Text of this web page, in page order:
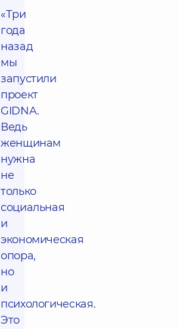
«Три
года
назад
мы
запустили
проект
GIDNA.
Ведь
женщинам
нужна
не
только
социальная
и
экономическая
опора,
но
и
психологическая.
Это